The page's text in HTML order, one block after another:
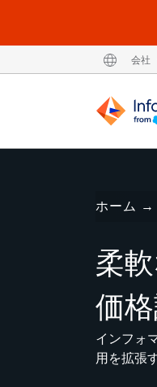
会社
ホーム →
柔
価
インフォ
用を拡張